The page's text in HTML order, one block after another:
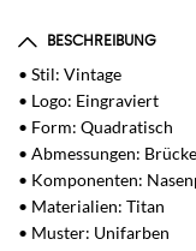
BESCHREIBUNG
• Stil: Vintage
• Logo: Eingraviert
• Form: Quadratisch
• Abmessungen:
• Komponenten:
• Materialien: Titan
• Muster: Unifarben